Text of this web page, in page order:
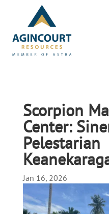
Scorpion
Center:
Pelestarian
Jan 16, 2026